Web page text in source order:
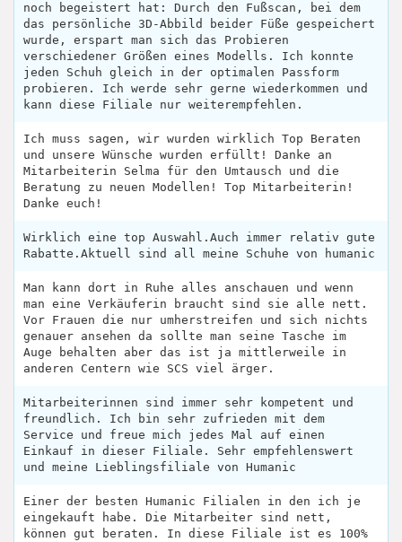
noch begeistert hat: Durch den Fußscan, bei dem
das persönliche 3D-Abbild beider Füße gespeichert
wurde, erspart man sich das Probieren
verschiedener Größen eines Modells. Ich konnte
jeden Schuh gleich in der optimalen Passform
probieren. Ich werde sehr gerne wiederkommen und
kann diese Filiale nur weiterempfehlen.
Ich muss sagen, wir wurden wirklich Top Beraten
und unsere Wünsche wurden erfüllt! Danke an
Mitarbeiterin Selma für den Umtausch und die
Beratung zu neuen Modellen! Top Mitarbeiterin!
Danke euch!
Wirklich eine top Auswahl.Auch immer relativ gute
Rabatte.Aktuell sind all meine Schuhe von humanic
Man kann dort in Ruhe alles anschauen und wenn
man eine Verkäuferin braucht sind sie alle nett.
Vor Frauen die nur umherstreifen und sich nichts
genauer ansehen da sollte man seine Tasche im
Auge behalten aber das ist ja mittlerweile in
anderen Centern wie SCS viel ärger.
Mitarbeiterinnen sind immer sehr kompetent und
freundlich. Ich bin sehr zufrieden mit dem
Service und freue mich jedes Mal auf einen
Einkauf in dieser Filiale. Sehr empfehlenswert
und meine Lieblingsfiliale von Humanic
Einer der besten Humanic Filialen in den ich je
eingekauft habe. Die Mitarbeiter sind nett,
können gut beraten. In diese Filiale ist es 100%